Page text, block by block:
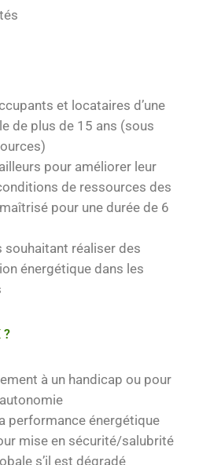
et locataires d’une
de plus de 15 ans (sous
pour améliorer leur
de ressources des
pour une durée de 6
souhaitant réaliser des
énergétique dans les
?
à un handicap ou pour
performance énergétique
mise en sécurité/salubrité
s’il est dégradé